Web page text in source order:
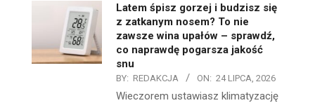
Latem śpisz gorzej i budzisz się
z zatkanym nosem? To nie
zawsze wina upałów – sprawdź,
co naprawdę pogarsza jakość
snu
BY: REDAKCJA ON: 24 LIPCA, 2026
Wieczorem ustawiasz klimatyzację